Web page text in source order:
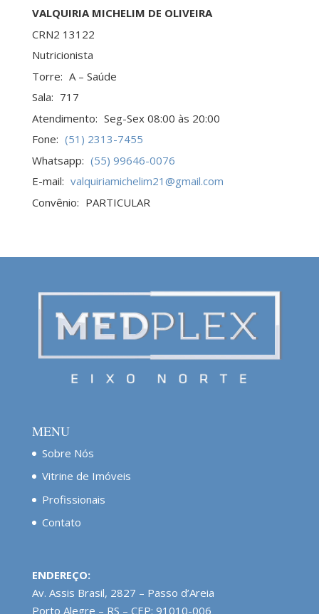
VALQUIRIA MICHELIM DE OLIVEIRA
CRN2 13122
Nutricionista
Torre: A – Saúde
Sala: 717
Atendimento: Seg-Sex 08:00 às 20:00
Fone: (51) 2313-7455
Whatsapp: (55) 99646-0076
E-mail: valquiriamichelim21@gmail.com
Convênio: PARTICULAR
MENU
Sobre Nós
Vitrine de Imóveis
Profissionais
Contato
ENDEREÇO:
Av. Assis Brasil, 2827 – Passo d’Areia
Porto Alegre – RS – CEP: 91010-006